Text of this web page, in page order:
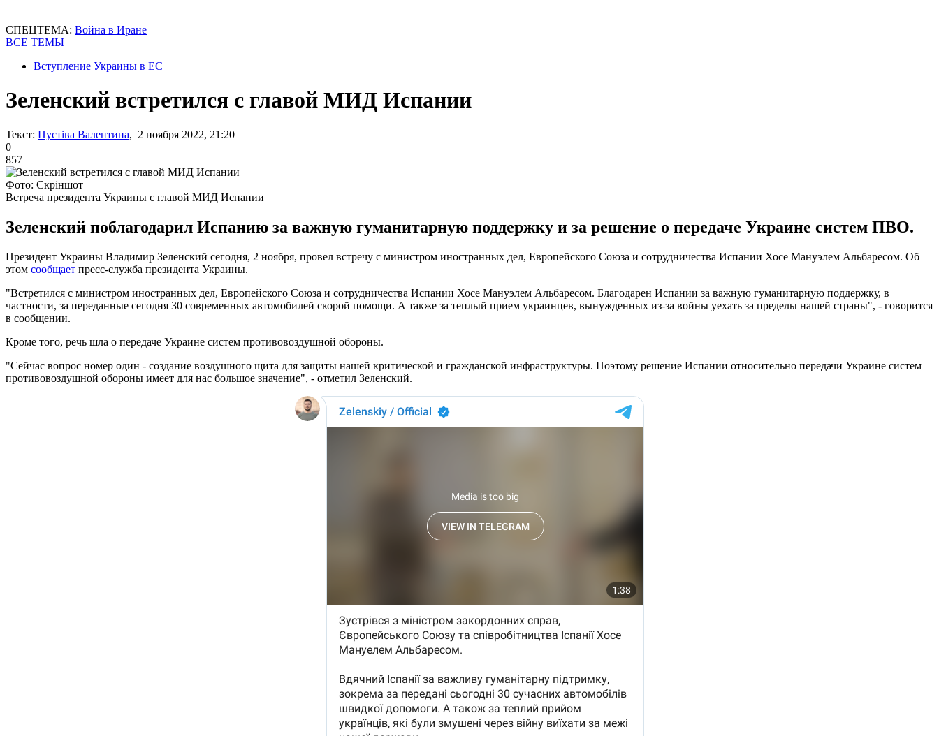
СПЕЦТЕМА: Война в Иране
ВСЕ ТЕМЫ
Вступление Украины в ЕС
Зеленский встретился с главой МИД Испании
Текст: Пустіва Валентина, 2 ноября 2022, 21:20
0
857
Фото: Скріншот
Встреча президента Украины с главой МИД Испании
Зеленский поблагодарил Испанию за важную гуманитарную поддержку и за решение о передаче Украине систем ПВО.
Президент Украины Владимир Зеленский сегодня, 2 ноября, провел встречу с министром иностранных дел, Европейского Союза и сотрудничества Испании Хосе Мануэлем Альбаресом. Об
этом сообщает пресс-служба президента Украины.
"Встретился с министром иностранных дел, Европейского Союза и сотрудничества Испании Хосе Мануэлем Альбаресом. Благодарен Испании за важную гуманитарную поддержку, в
частности, за переданные сегодня 30 современных автомобилей скорой помощи. А также за теплый прием украинцев, вынужденных из-за войны уехать за пределы нашей страны", - говорится
в сообщении.
Кроме того, речь шла о передаче Украине систем противовоздушной обороны.
"Сейчас вопрос номер один - создание воздушного щита для защиты нашей критической и гражданской инфраструктуры. Поэтому решение Испании относительно передачи Украине систем
противовоздушной обороны имеет для нас большое значение", - отметил Зеленский.